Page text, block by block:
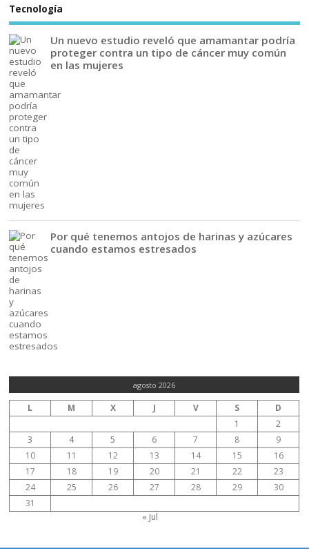
Tecnología
Un nuevo estudio reveló que amamantar podría
proteger contra un tipo de cáncer muy común
en las mujeres
Por qué tenemos antojos de harinas y azúcares
cuando estamos estresados
agosto 2026
L M X J V S
D
1
2
3
4 5 6 7 8
9
10
11 12 13 14 15
16
17
18 19 20 21 22
23
24
25 26 27 28 29
30
31
« Jul